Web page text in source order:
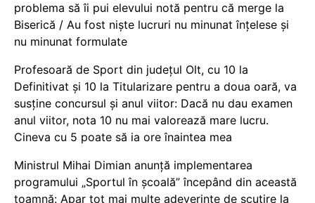
problema să îi pui elevului notă pentru că merge la
Biserică / Au fost niște lucruri nu minunat înțelese și
nu minunat formulate
Profesoară de Sport din județul Olt, cu 10 la
Definitivat și 10 la Titularizare pentru a doua oară, va
susține concursul și anul viitor: Dacă nu dau examen
anul viitor, nota 10 nu mai valorează mare lucru.
Cineva cu 5 poate să ia ore înaintea mea
Ministrul Mihai Dimian anunță implementarea
programului „Sportul în școală” începând din această
toamnă: Apar tot mai multe adeverințe de scutire la